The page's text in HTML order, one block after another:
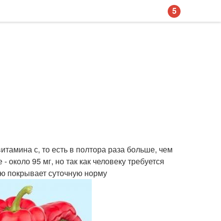
с, то есть в полтора раза больше, чем
95 мг, но так как человеку требуется
покрывает суточную норму
5